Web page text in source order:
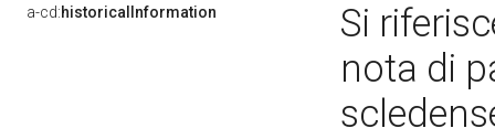
a-cd:historicalInformation
Si
nota di